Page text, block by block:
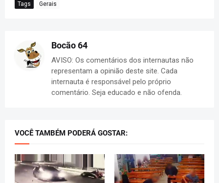
Tags Gerais
Bocão 64
AVISO: Os comentários dos internautas não
representam a opinião deste site. Cada
internauta é responsável pelo próprio
comentário. Seja educado e não ofenda.
VOCÊ TAMBÉM PODERÁ GOSTAR: